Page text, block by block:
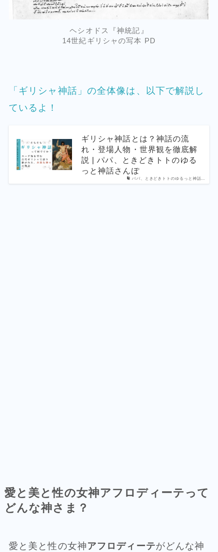
ヘシオドス『神統記』
14世紀ギリシャの写本 PD
「ギリシャ神話」の全体像は、以下で解説し
ているよ！
パパ、ときどきトトのゆるっと神話…
ギリシャ神話とは？神話の流
れ・登場人物・世界観を徹底解
説 | パパ、ときどきトトのゆる
っと神話さんぽ
愛と美と性の女神アフロディーテって
どんな神さま？
愛と美と性の女神アフロディーテがどんな神